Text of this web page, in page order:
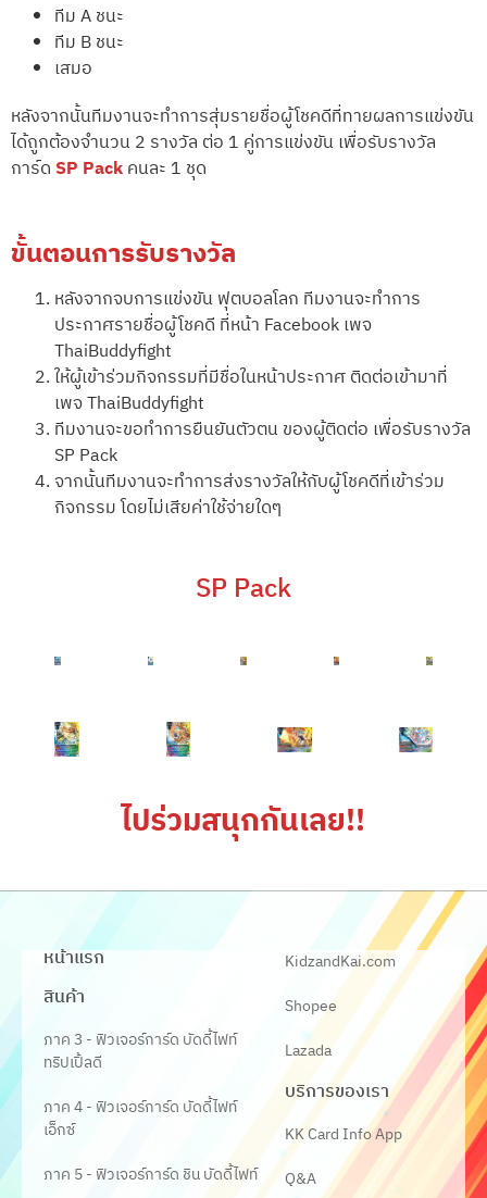
ทีม A ชนะ
ทีม B ชนะ
เสมอ
หลังจากนั้นทีมงานจะทำการสุ่มรายชื่อผู้โชคดีที่ทายผลการแข่งขัน
ได้ถูกต้องจำนวน 2 รางวัล ต่อ 1 คู่การแข่งขัน เพื่อรับรางวัล
การ์ดSP Packคนละ 1 ชุด
ขั้นตอนการรับรางวัล
หลังจากจบการแข่งขัน ฟุตบอลโลก ทีมงานจะทำการ
ประกาศรายชื่อผู้โชคดี ที่หน้า Facebook เพจ
ThaiBuddyfight
ให้ผู้เข้าร่วมกิจกรรมที่มีชื่อในหน้าประกาศ ติดต่อเข้ามาที่
เพจ ThaiBuddyfight
ทีมงานจะขอทำการยืนยันตัวตน ของผู้ติดต่อ เพื่อรับรางวัล
SP Pack
จากนั้นทีมงานจะทำการส่งรางวัลให้กับผู้โชคดีที่เข้าร่วม
กิจกรรม โดยไม่เสียค่าใช้จ่ายใดๆ
SP Pack
ไปร่วมสนุกกันเลย!!
หน้าแรก
สินค้า
ภาค 3 - ฟิวเจอร์การ์ด บัดดี้ไฟท์
ทริปเปิ้ลดี
ภาค 4 - ฟิวเจอร์การ์ด บัดดี้ไฟท์
เอ็กซ์
ภาค 5 - ฟิวเจอร์การ์ด ชิน บัดดี้ไฟท์
KidzandKai.com
Shopee
Lazada
บริการของเรา
KK Card Info App
Q&A